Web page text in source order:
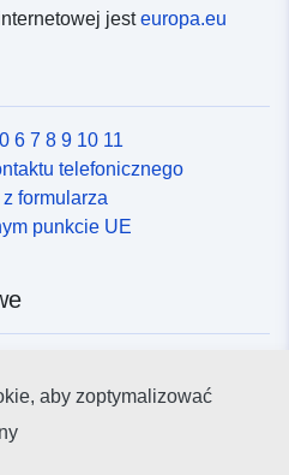
jesteuropa.eu
6 7 8 9 10 11
telefonicznego
formularza
punkcie UE
aby zoptymalizować